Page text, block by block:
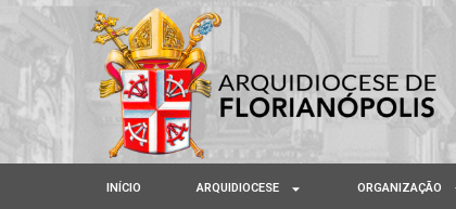
INÍCIO ARQUIDIOCESE ORGANIZAÇÃO